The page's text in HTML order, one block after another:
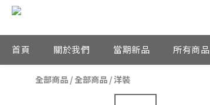
首頁 關於我們 當期新品 所有商品
全部商品 /全部商品 /洋裝